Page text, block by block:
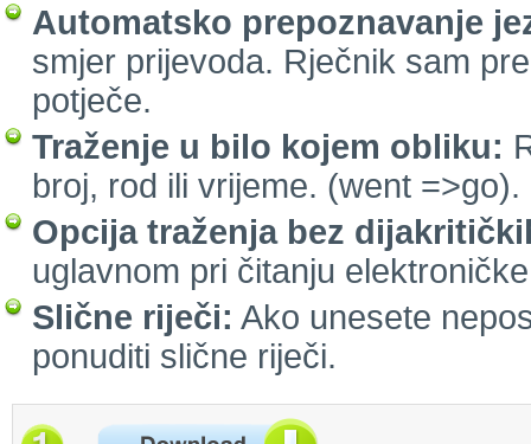
Automatsko prepoznavanje
smjer prijevoda. Rječnik sam
potječe.
Traženje u bilo kojem obliku:
broj, rod ili vrijeme. (went =>go).
Opcija traženja bez
uglavnom pri čitanju
Slične riječi: Ako unesete
ponuditi slične riječi.